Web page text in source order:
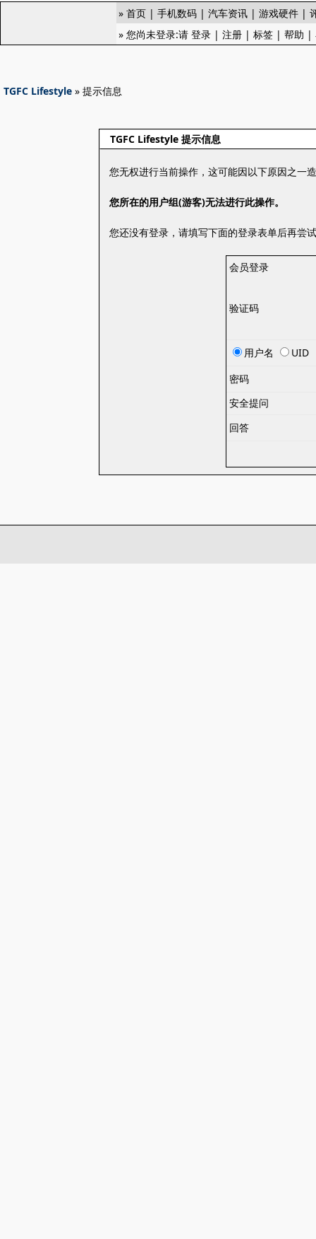
» 首页 | 手机数码 | 汽车资讯 | 游戏硬件 |
» 您尚未登录:请 登录 | 注册 | 标签 | 帮助 |
TGFC Lifestyle » 提示信息
TGFC Lifestyle 提示信息
您无权进行当前操作，这可能因以下原因之一
您所在的用户组(游客)无法进行此操作。
您还没有登录，请填写下面的登录表单后再尝
会员登录
验证码
用户名
UID
密码
安全提问
回答